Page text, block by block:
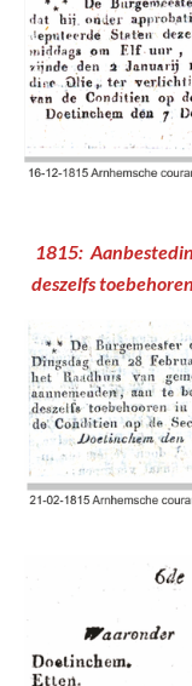
1815:
deszelfs